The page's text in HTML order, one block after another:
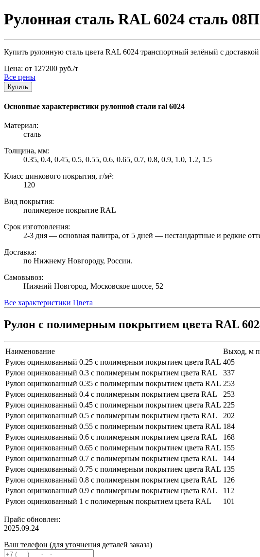
Рулонная сталь RAL 6024 сталь
Купить рулонную сталь цвета RAL 6024 транспортный зелёный с
Цена: от 127200 руб./т
Все цены
Купить
Основные характеристики рулонной стали ral 6024
Материал:
сталь
Толщина, мм:
0.35, 0.4, 0.45, 0.5, 0.55, 0.6, 0.65, 0.7, 0.8, 0.9, 1.0, 1.2, 1.5
Класс цинкового покрытия, г/м²:
120
Вид покрытия:
полимерное покрытие RAL
Срок изготовления:
2-3 дня — основная палитра, от 5 дней — нестандартные и редкие
Доставка:
по Нижнему Новгороду, России.
Самовывоз:
Нижний Новгород, Московское шоссе, 52
Все характеристики Цвета
Рулон с полимерным покрытием цвета RAL
Наименование Выход, м
Рулон оцинкованный 0.25 с полимерным покрытием цвета RAL 405
Рулон оцинкованный 0.3 с полимерным покрытием цвета RAL
337
Рулон оцинкованный 0.35 с полимерным покрытием цвета RAL 253
Рулон оцинкованный 0.4 с полимерным покрытием цвета RAL
253
Рулон оцинкованный 0.45 с полимерным покрытием цвета RAL 225
Рулон оцинкованный 0.5 с полимерным покрытием цвета RAL
202
Рулон оцинкованный 0.55 с полимерным покрытием цвета RAL 184
Рулон оцинкованный 0.6 с полимерным покрытием цвета RAL
168
Рулон оцинкованный 0.65 с полимерным покрытием цвета RAL 155
Рулон оцинкованный 0.7 с полимерным покрытием цвета RAL
144
Рулон оцинкованный 0.75 с полимерным покрытием цвета RAL 135
Рулон оцинкованный 0.8 с полимерным покрытием цвета RAL
126
Рулон оцинкованный 0.9 с полимерным покрытием цвета RAL
112
Рулон оцинкованный 1 с полимерным покрытием цвета RAL
101
Прайс обновлен:
2025.09.24
Ваш телефон (для уточнения деталей заказа)